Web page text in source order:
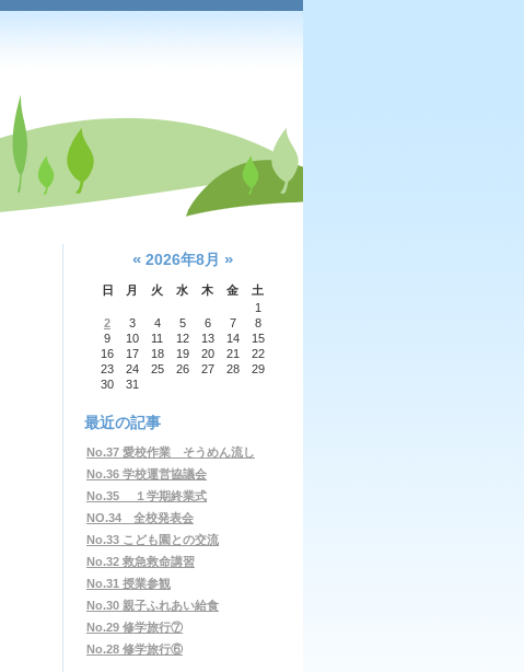
« 2026年8月 »
日 月 火 水 木 金
土
1
2
3 4 5 6 7
8
9
10 11 12 13 14
15
16
17 18 19 20 21
22
23
24 25 26 27 28
29
30
31
最近の記事
No.37 愛校作業 そうめん流し
No.36 学校運営協議会
No.35 １学期終業式
NO.34 全校発表会
No.33 こども園との交流
No.32 救急救命講習
No.31 授業参観
No.30 親子ふれあい給食
No.29 修学旅行⑦
No.28 修学旅行⑥